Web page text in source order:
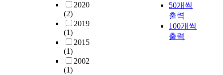
2020
(2)
2019
(1)
2015
(1)
2002
(1)
50개씩
출력
100개씩
출력